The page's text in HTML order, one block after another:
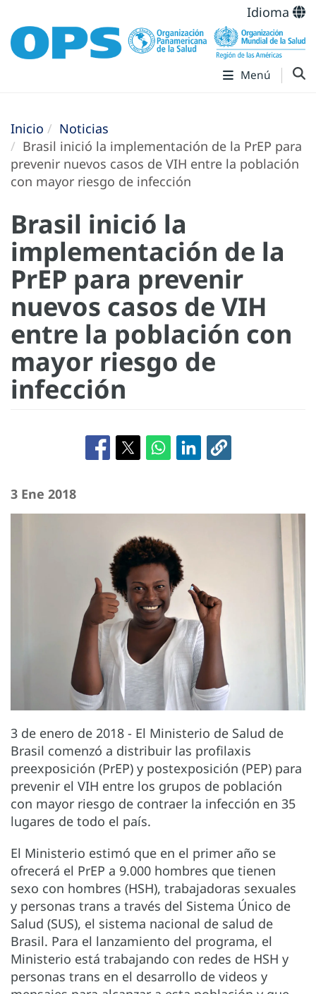
Idioma
Menú
Inicio
Noticias
Brasil inició la implementación de la PrEP para
prevenir nuevos casos de VIH entre la población
con mayor riesgo de infección
Brasil inició la
implementación de la
PrEP para prevenir
nuevos casos de VIH
entre la población con
mayor riesgo de
infección
3 Ene 2018
3 de enero de 2018 - El Ministerio de Salud de
Brasil comenzó a distribuir las profilaxis
preexposición (PrEP) y postexposición (PEP) para
prevenir el VIH entre los grupos de población
con mayor riesgo de contraer la infección en 35
lugares de todo el país.
El Ministerio estimó que en el primer año se
ofrecerá el PrEP a 9.000 hombres que tienen
sexo con hombres (HSH), trabajadoras sexuales
y personas trans a través del Sistema Único de
Salud (SUS), el sistema nacional de salud de
Brasil. Para el lanzamiento del programa, el
Ministerio está trabajando con redes de HSH y
personas trans en el desarrollo de videos y